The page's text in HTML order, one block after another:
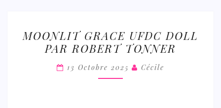
GRACE
UFDC
DOLL
PAR
MOONLIT GRACE UFDC DOLL
PAR ROBERT TONNER
13 Octobre 2025 Cécile